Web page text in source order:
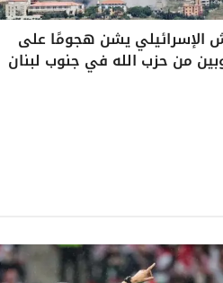
الإسرائيلي يشن هجومًا على
من حزب الله في جنوب لبنان